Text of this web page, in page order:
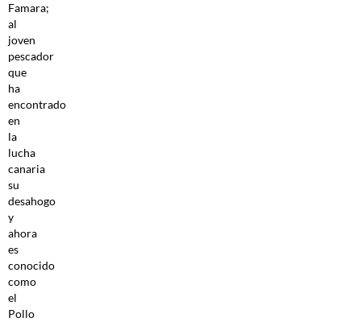
Famara;
al
joven
pescador
que
ha
encontrado
en
la
lucha
canaria
su
desahogo
y
ahora
es
conocido
como
el
Pollo